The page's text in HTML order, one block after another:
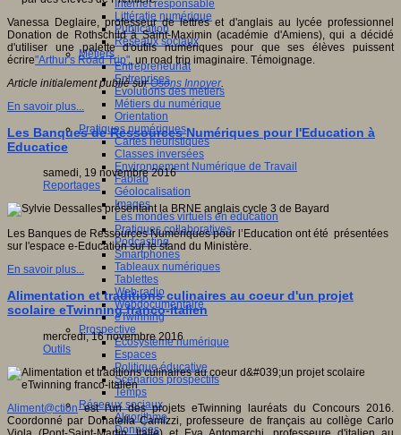
Internet responsable
Littératie numérique
Publication
Réseaux sociaux
Métiers
Entrepreneuriat
Entreprises
Evolutions des métiers
Métiers du numérique
Orientation
Pratiques numériques
Cartes heuristiques
Classes inversées
Environnement Numérique de Travail
Fablab
Géolocalisation
Images
Les mondes virtuels en éducation
Pratiques collaboratives
Podcasting
Smartphones
Tableaux numériques
Tablettes
Web radio
Webdocumentaire
eTwinning
Prospective
Ecosystème numérique
Espaces
Politique éducative
Scénarios prospectifs
Temps
Réseaux sociaux
Algorithme
Données
Vanessa Deglaire, professeur de lettres et d'anglais au lycée professionnel
Donation de Rothschild à Saint-Maximin (académie d'Amiens), qui a décidé
d'utiliser une palette d'outils numériques pour que ses élèves puissent
écrire"Arthur's Road Trip", un road trip imaginaire. Témoignage.
Article initialement publié surOsons Innover.
En savoir plus...
Les Banques de Ressources Numériques pour l'Education à
Educatice
samedi, 19 novembre 2016
Reportages
Les Banques de Ressources Numériques pour l’Education ont été présentées
sur l'espace e-Education sur le stand du Ministère.
En savoir plus...
Alimentation et traditions culinaires au coeur d'un projet
scolaire eTwinning franco-italien
mercredi, 16 novembre 2016
Outils
Aliment@ctionest l'un des projets eTwinning lauréats du Concours 2016.
Coordonné par Donatella Camizzi, professeure de français au collège Carlo